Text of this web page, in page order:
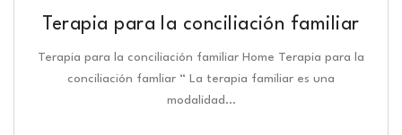
Terapia para la conciliación familiar
Terapia para la conciliación familiar Home Terapia para la
conciliación famliar “ La terapia familiar es una
modalidad…